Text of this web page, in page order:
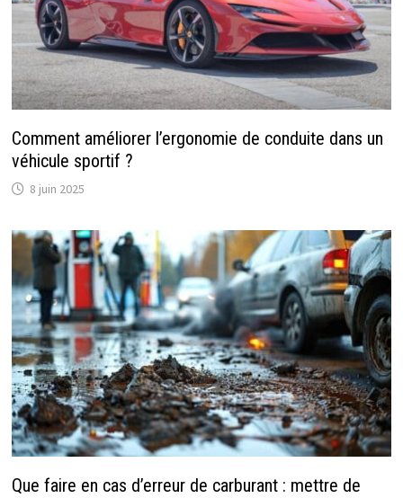
Comment améliorer l’ergonomie de conduite dans un
véhicule sportif ?
8 juin 2025
Que faire en cas d’erreur de carburant : mettre de